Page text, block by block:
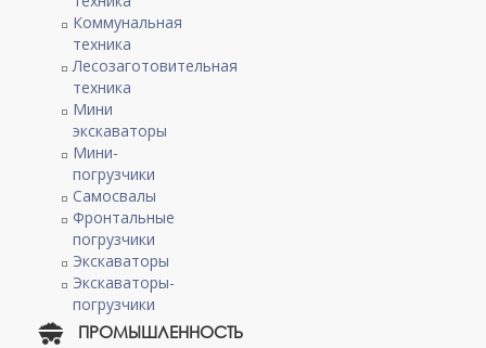
Коммунальная
техника
Лесозаготовительная
техника
Мини
экскаваторы
Мини-
погрузчики
Самосвалы
Фронтальные
погрузчики
Экскаваторы
Экскаваторы-
погрузчики
ПРОМЫШЛЕННОСТЬ